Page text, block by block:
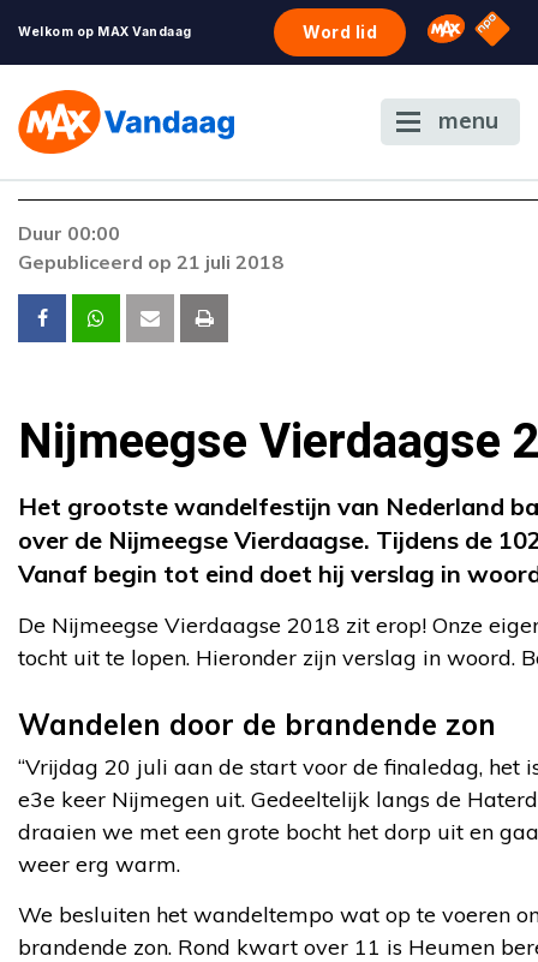
Welkom op MAX Vandaag Word lid Omroep
NPO
menu
Duur 00:00
Gepubliceerd op 21 juli 2018
Nijmeegse Vierdaagse
Het grootste wandelfestijn van Nederland
over de Nijmeegse Vierdaagse. Tijdens de
Vanaf begin tot eind doet hij verslag in
De Nijmeegse Vierdaagse 2018 zit erop! Onze
tocht uit te lopen. Hieronder zijn verslag in woord.
Wandelen door de brandende zon
“Vrijdag 20 juli aan de start voor de finaledag, het
e3e keer Nijmegen uit. Gedeeltelijk langs de
draaien we met een grote bocht het dorp uit en
weer erg warm.
We besluiten het wandeltempo wat op te voeren
brandende zon. Rond kwart over 11 is Heumen